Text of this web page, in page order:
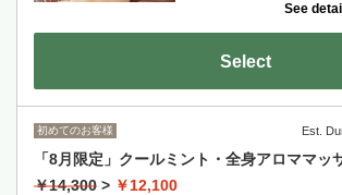
ント」を使った限定クリ
を、今だけの特別価格で
See
Select
初めてのお客様 Est.
「8月限定」クールミント・全身アロママッ
￥14,300 > ￥12,100